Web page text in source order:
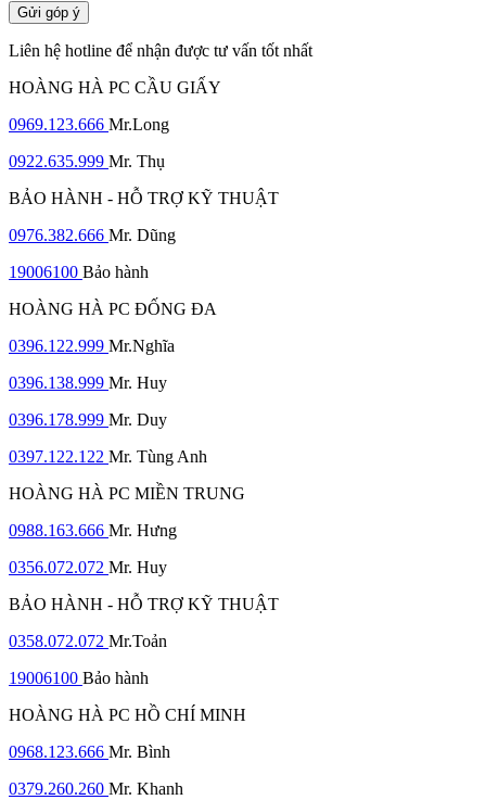
Gửi góp ý
Liên hệ hotline để nhận được tư vấn tốt nhất
HOÀNG HÀ PC CẦU GIẤY
0969.123.666 Mr.Long
0922.635.999 Mr. Thụ
BẢO HÀNH - HỖ TRỢ KỸ THUẬT
0976.382.666 Mr. Dũng
19006100 Bảo hành
HOÀNG HÀ PC ĐỐNG ĐA
0396.122.999 Mr.Nghĩa
0396.138.999 Mr. Huy
0396.178.999 Mr. Duy
0397.122.122 Mr. Tùng Anh
HOÀNG HÀ PC MIỀN TRUNG
0988.163.666 Mr. Hưng
0356.072.072 Mr. Huy
BẢO HÀNH - HỖ TRỢ KỸ THUẬT
0358.072.072 Mr.Toản
19006100 Bảo hành
HOÀNG HÀ PC HỒ CHÍ MINH
0968.123.666 Mr. Bình
0379.260.260 Mr. Khanh